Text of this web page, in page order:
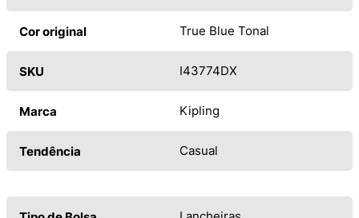
Cor original True Blue Tonal
SKU I43774DX
Marca Kipling
Tendência Casual